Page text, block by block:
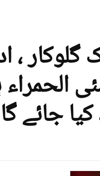
،
جٹ ” اعتراف فن” 25 مئی
جائے گا